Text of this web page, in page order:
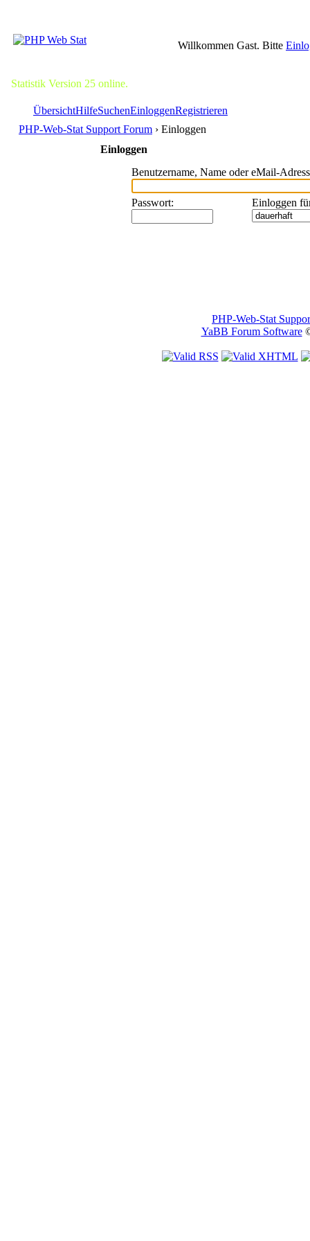
Willkommen Gast. Bitte
Statistik Version 25 online.
ÜbersichtHilfeSuchenEinloggenRegistrieren
PHP-Web-Stat Support Forum › Einloggen
Einloggen
Benutzername, Name oder eMail-
Passwort: Einloggen
PHP-Web-Stat
YaBB Forum Software©